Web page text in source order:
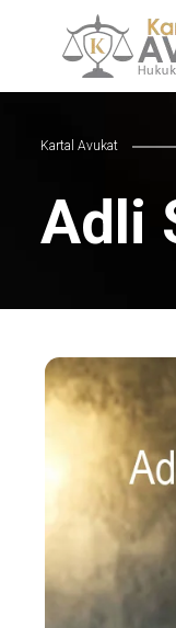
Kartal Avukat
Adli